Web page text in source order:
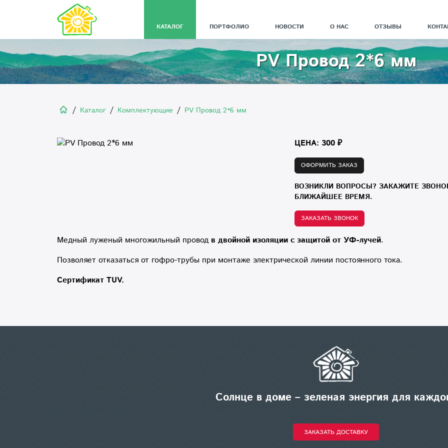
КАТАЛОГ ПОРТФОЛИО НОВОСТИ О НАС ОТЗЫВЫ
PV Провод 2*6 мм
/ Каталог / Комплектующие / PV Провод 2*6 мм
ЦЕНА: 300 ₽
ОФОРМИТЬ ЗАКАЗ
ВОЗНИКЛИ ВОПРОСЫ? ЗАКАЖИТЕ
БЛИЖАЙШЕЕ ВРЕМЯ.
ЗАКАЗАТЬ ЗВОНОК
Медный луженый многожильный провод в двойной изоляции с защитой от УФ-лучей.
Позволяет отказаться от гофро-трубы при монтаже электрической линии постоянного тока.
Сертификат TUV.
Солнце в доме – зеленая энергия для
ЗАКАЗАТЬ ДОСТАВКУ